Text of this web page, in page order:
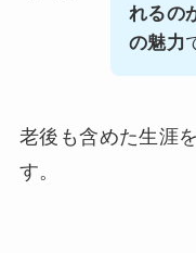
れるの
の魅力
老後も含めた生涯
す。